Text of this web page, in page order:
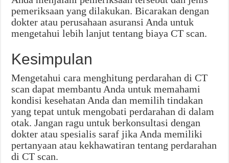
pemeriksaan yang dilakukan. Bicarakan dengan
dokter atau perusahaan asuransi Anda untuk
mengetahui lebih lanjut tentang biaya CT scan.
Kesimpulan
Mengetahui cara menghitung perdarahan di CT
scan dapat membantu Anda untuk memahami
kondisi kesehatan Anda dan memilih tindakan
yang tepat untuk mengobati perdarahan di dalam
otak. Jangan ragu untuk berkonsultasi dengan
dokter atau spesialis saraf jika Anda memiliki
pertanyaan atau kekhawatiran tentang perdarahan
di CT scan.